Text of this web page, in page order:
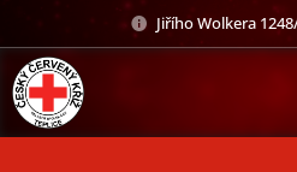
Jiřího Wolkera